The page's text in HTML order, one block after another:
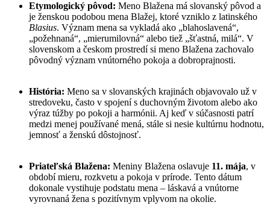
Etymologický pôvod: Meno Blažena má slovanský pôvod a
je ženskou podobou mena Blažej, ktoré vzniklo z latinského
Blasius. Význam mena sa vykladá ako „blahoslavená“,
„požehnaná“, „mierumilovná“ alebo tiež „šťastná, milá“. V
slovenskom a českom prostredí si meno Blažena zachovalo
pôvodný význam vnútorného pokoja a dobroprajnosti.
História: Meno sa v slovanských krajinách objavovalo už v
stredoveku, často v spojení s duchovným životom alebo ako
výraz túžby po pokoji a harmónii. Aj keď v súčasnosti patrí
medzi menej používané mená, stále si nesie kultúrnu hodnotu,
jemnosť a ženskú dôstojnosť.
Priateľská Blažena: Meniny Blažena oslavuje 11. mája, v
období mieru, rozkvetu a pokoja v prírode. Tento dátum
dokonale vystihuje podstatu mena – láskavá a vnútorne
vyrovnaná žena s pozitívnym vplyvom na okolie.